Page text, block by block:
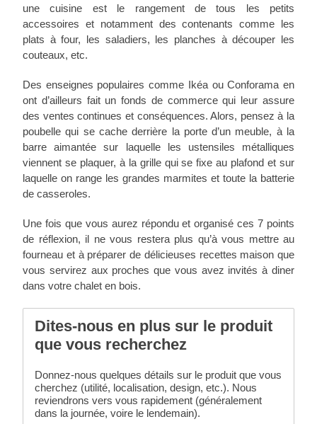
une cuisine est le rangement de tous les petits
accessoires et notamment des contenants comme les
plats à four, les saladiers, les planches à découper les
couteaux, etc.
Des enseignes populaires comme Ikéa ou Conforama en
ont d’ailleurs fait un fonds de commerce qui leur assure
des ventes continues et conséquences. Alors, pensez à la
poubelle qui se cache derrière la porte d’un meuble, à la
barre aimantée sur laquelle les ustensiles métalliques
viennent se plaquer, à la grille qui se fixe au plafond et sur
laquelle on range les grandes marmites et toute la batterie
de casseroles.
Une fois que vous aurez répondu et organisé ces 7 points
de réflexion, il ne vous restera plus qu’à vous mettre au
fourneau et à préparer de délicieuses recettes maison que
vous servirez aux proches que vous avez invités à diner
dans votre chalet en bois.
Dites-nous en plus sur le produit
que vous recherchez
Donnez-nous quelques détails sur le produit que vous
cherchez (utilité, localisation, design, etc.). Nous
reviendrons vers vous rapidement (généralement
dans la journée, voire le lendemain).